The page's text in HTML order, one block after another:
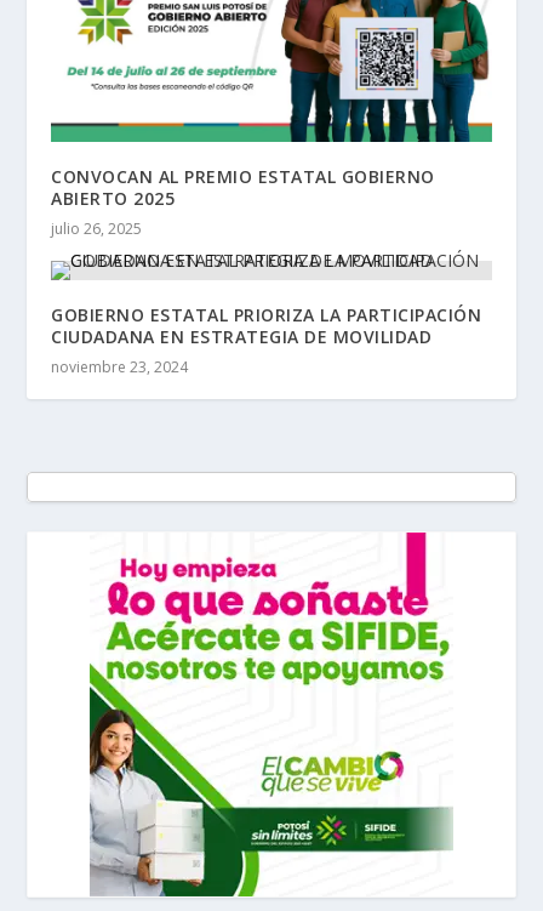
CONVOCAN AL PREMIO ESTATAL GOBIERNO
ABIERTO 2025
julio 26, 2025
GOBIERNO ESTATAL PRIORIZA LA PARTICIPACIÓN
CIUDADANA EN ESTRATEGIA DE MOVILIDAD
noviembre 23, 2024